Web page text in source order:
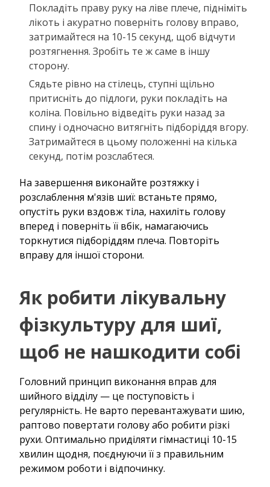
Покладіть праву руку на ліве плече, підніміть
лікоть і акуратно поверніть голову вправо,
затримайтеся на 10-15 секунд, щоб відчути
розтягнення. Зробіть те ж саме в іншу
сторону.
Сядьте рівно на стілець, ступні щільно
притисніть до підлоги, руки покладіть на
коліна. Повільно відведіть руки назад за
спину і одночасно витягніть підборіддя вгору.
Затримайтеся в цьому положенні на кілька
секунд, потім розслабтеся.
На завершення виконайте розтяжку і
розслаблення м'язів шиї: встаньте прямо,
опустіть руки вздовж тіла, нахиліть голову
вперед і поверніть її вбік, намагаючись
торкнутися підборіддям плеча. Повторіть
вправу для іншої сторони.
Як робити лікувальну
фізкультуру для шиї,
щоб не нашкодити собі
Головний принцип виконання вправ для
шийного відділу — це поступовість і
регулярність. Не варто перевантажувати шию,
раптово повертати голову або робити різкі
рухи. Оптимально приділяти гімнастиці 10-15
хвилин щодня, поєднуючи її з правильним
режимом роботи і відпочинку.